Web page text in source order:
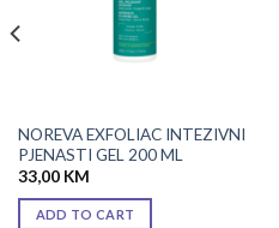
NOREVA EXFOLIAC INTEZIVNI
PJENASTI GEL 200 ML
33,00 KM
ADD TO CART